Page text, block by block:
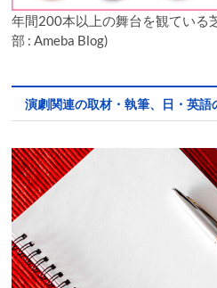
年間200本以上の舞台を観ている
部 : Ameba Blog)
演劇関連の取材・執筆、日・英